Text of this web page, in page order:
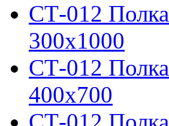
СТ-012 Полка
300х1000
СТ-012 Полка
400х700